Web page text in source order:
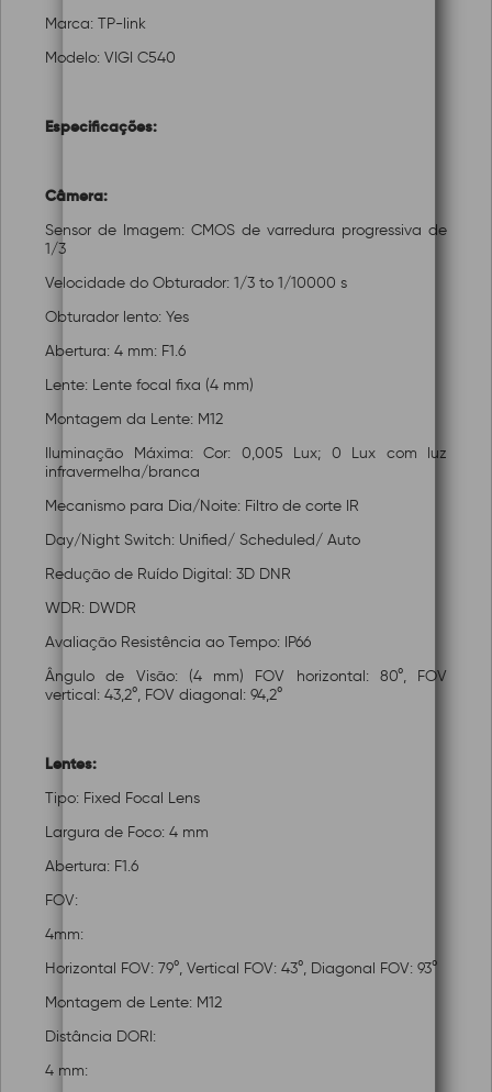
Marca: TP-link
Modelo: VIGI C540
Especificações:
Câmera:
Sensor de Imagem: CMOS de varredura progressiva de
1/3
Velocidade do Obturador: 1/3 to 1/10000 s
Obturador lento: Yes
Abertura: 4 mm: F1.6
Lente: Lente focal fixa (4 mm)
Montagem da Lente: M12
Iluminação Máxima: Cor: 0,005 Lux; 0 Lux com luz
infravermelha/branca
Mecanismo para Dia/Noite: Filtro de corte IR
Day/Night Switch: Unified/ Scheduled/ Auto
Redução de Ruído Digital: 3D DNR
WDR: DWDR
Avaliação Resistência ao Tempo: IP66
Ângulo de Visão: (4 mm) FOV horizontal: 80°, FOV
vertical: 43,2°, FOV diagonal: 94,2°
Lentes:
Tipo: Fixed Focal Lens
Largura de Foco: 4 mm
Abertura: F1.6
FOV:
4mm:
Horizontal FOV: 79°, Vertical FOV: 43°, Diagonal FOV: 93°
Montagem de Lente: M12
Distância DORI:
4 mm: